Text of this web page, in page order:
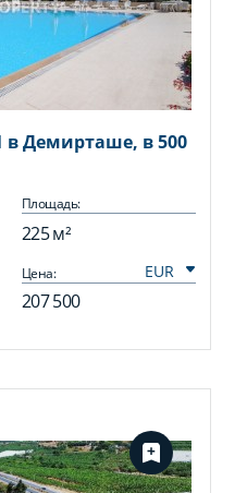
в Демирташе, в 500
Площадь:
225 м²
Цена:
207 500